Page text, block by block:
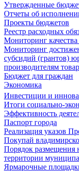
Утвержденные
Отчеты об
Проекты бюджетов
Реестр расходных
Мониторинг
Мониторинг
субсидий (грантов)
производителям
Бюджет для граждан
Экономика
Инвестиции и
Итоги социально-
Эффективность
Паспорт города
Реализация указов
Покупай
Порядок размещения
территории
Ярмарочные